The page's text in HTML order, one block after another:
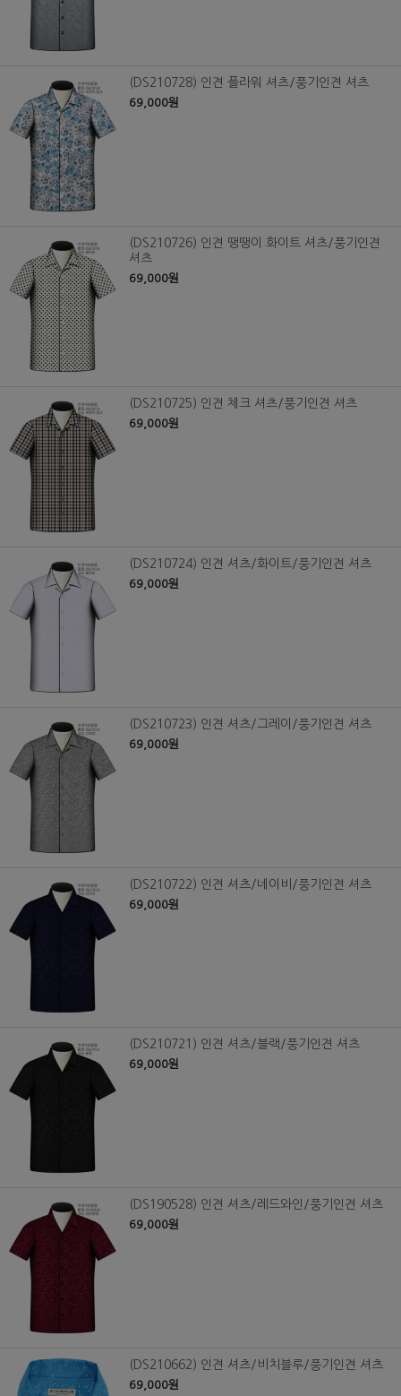
(DS210728) 인견 플라워 셔츠/풍기인견 셔츠
69,000원
(DS210726) 인견 땡땡이 화이트 셔츠/풍기인견
셔츠
69,000원
(DS210725) 인견 체크 셔츠/풍기인견 셔츠
69,000원
(DS210724) 인견 셔츠/화이트/풍기인견 셔츠
69,000원
(DS210723) 인견 셔츠/그레이/풍기인견 셔츠
69,000원
(DS210722) 인견 셔츠/네이비/풍기인견 셔츠
69,000원
(DS210721) 인견 셔츠/블랙/풍기인견 셔츠
69,000원
(DS190528) 인견 셔츠/레드와인/풍기인견 셔츠
69,000원
(DS210662) 인견 셔츠/비치블루/풍기인견 셔츠
69,000원